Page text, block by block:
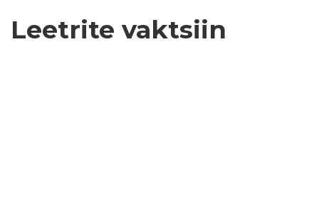
Leetrite vaktsiin